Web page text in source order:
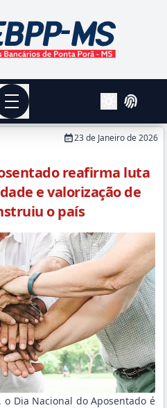
dos Bancários de Ponta
AlterarLogin
23 de Janeiro de 2026
reafirma luta
e valorização de
o país
Dia Nacional do Aposentado é